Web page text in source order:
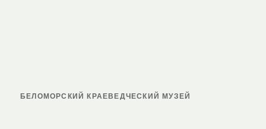
БЕЛОМОРСКИЙ КРАЕВЕДЧЕСКИЙ МУЗЕЙ